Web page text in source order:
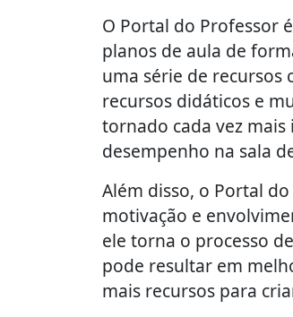
O Portal do Professor
planos de aula de
uma série de recursos
recursos didáticos e
tornado cada vez
desempenho na sala
Além disso, o Portal
motivação e
ele torna o processo
pode resultar em
mais recursos para